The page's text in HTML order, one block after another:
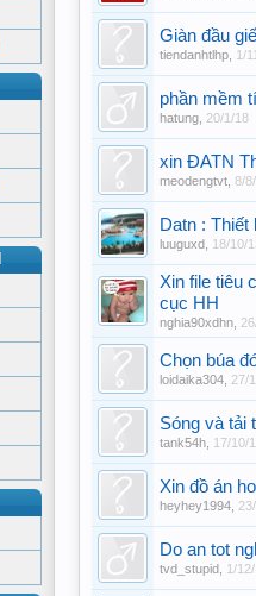
Giàn đầu
tiendanhtlhp 1/
phần mềm
hatung 20/1/18
xin ĐATN
meodengtvt 8/
Datn :
luuguxd 18/10/
Xin file tiêu
cục HH
nghia90xdhn
Chọn búa
loidaika304 27/
Sóng và tải
tank54h 17/10/
Xin đồ án
heyhey1994
Do an tot
tvd_stupid 1/